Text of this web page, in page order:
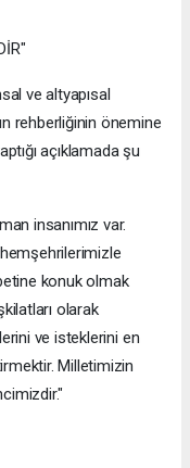
ve altyapısal
rehberliğinin önemine
açıklamada şu
insanımız var.
konuk olmak
olarak
ve isteklerini en
Milletimizin